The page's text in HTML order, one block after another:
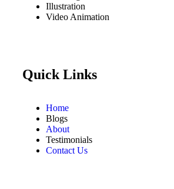
Illustration
Video Animation
Quick Links
Home
Blogs
About
Testimonials
Contact Us